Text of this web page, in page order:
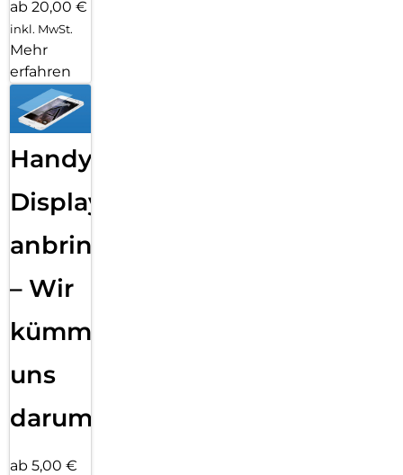
ab 20,00 €
inkl. MwSt.
Mehr
erfahren
Handy
Displayfolie
anbringen
– Wir
kümmern
uns
darum!
ab 5,00 €